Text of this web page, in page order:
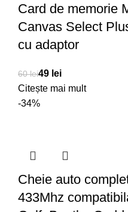
Card de memorie
Canvas Select
cu adaptor
60lei49 lei
Citește mai mult
-34%
Cheie auto
433Mhz